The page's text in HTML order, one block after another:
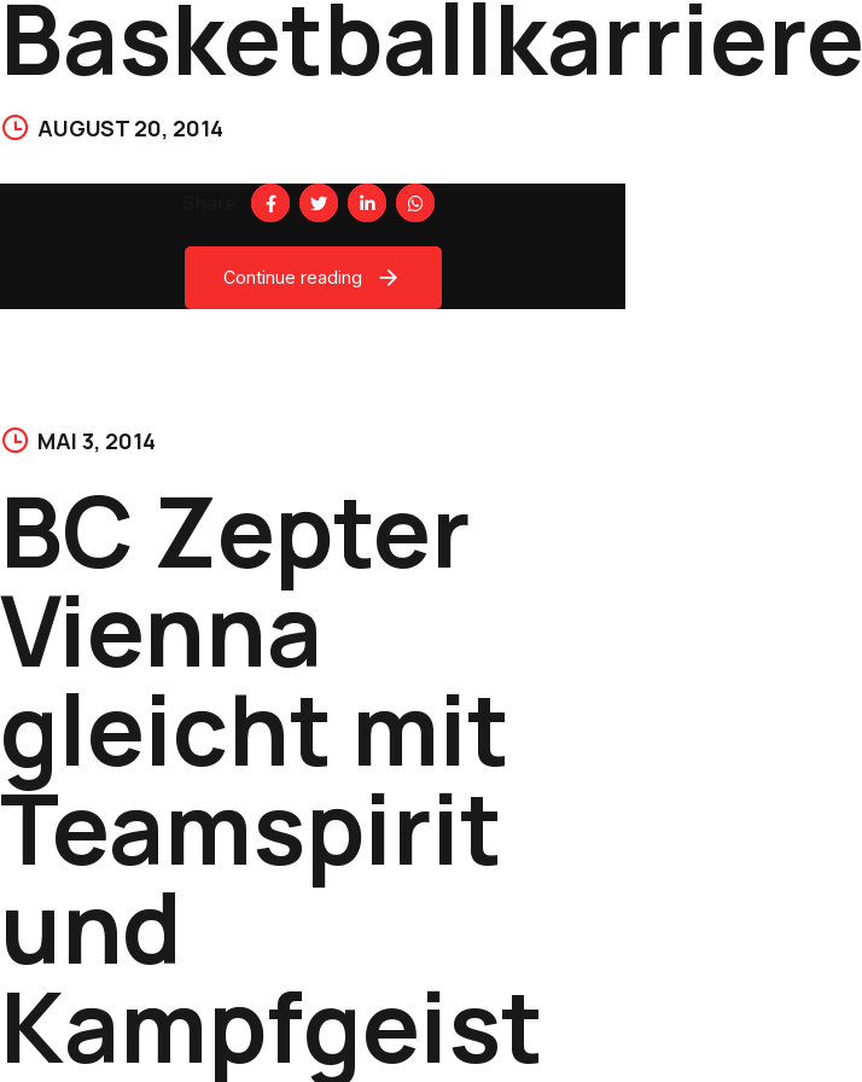
Basketballkarriere
AUGUST 20, 2014
Continue reading
MAI 3, 2014
BC Zepter
Vienna
gleicht mit
Teamspirit
und
Kampfgeist